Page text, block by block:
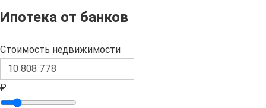
Ипотека от банков
Стоимость недвижимости
₽